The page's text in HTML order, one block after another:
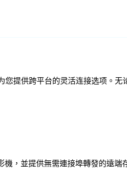
您提供跨平台的灵活连接选项。无
，並提供無需連接埠轉發的遠端